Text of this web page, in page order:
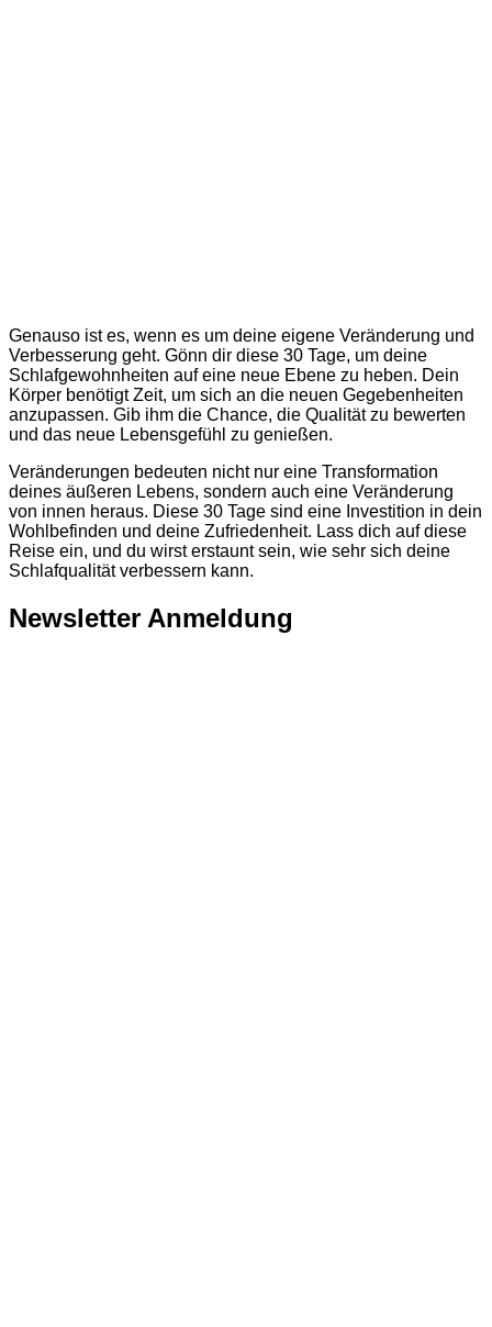
Genauso ist es, wenn es um deine eigene Veränderung und
Verbesserung geht. Gönn dir diese 30 Tage, um deine
Schlafgewohnheiten auf eine neue Ebene zu heben. Dein
Körper benötigt Zeit, um sich an die neuen Gegebenheiten
anzupassen. Gib ihm die Chance, die Qualität zu bewerten
und das neue Lebensgefühl zu genießen.
Veränderungen bedeuten nicht nur eine Transformation
deines äußeren Lebens, sondern auch eine Veränderung
von innen heraus. Diese 30 Tage sind eine Investition in dein
Wohlbefinden und deine Zufriedenheit. Lass dich auf diese
Reise ein, und du wirst erstaunt sein, wie sehr sich deine
Schlafqualität verbessern kann.
Newsletter Anmeldung